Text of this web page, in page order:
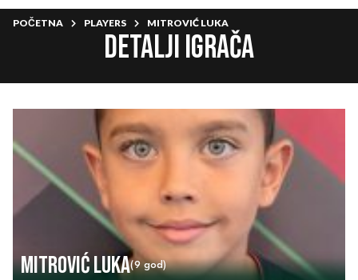
POČETNA PLAYERS MITROVIĆ LUKA
Detalji igrača
Mitrović Luka(9 god)